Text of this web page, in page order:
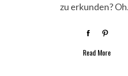
zu erkunden?
Read More